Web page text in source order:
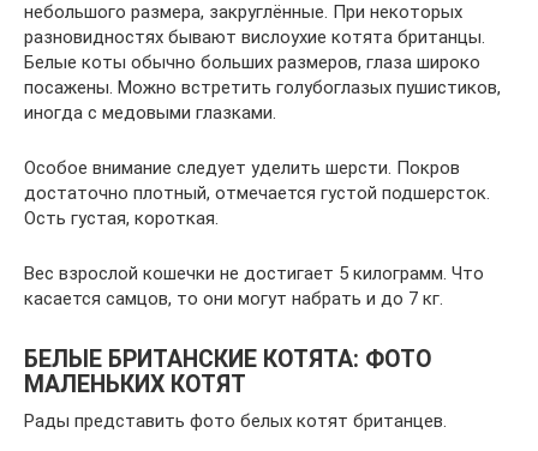
небольшого размера, закруглённые. При некоторых
разновидностях бывают вислоухие котята британцы.
Белые коты обычно больших размеров, глаза широко
посажены. Можно встретить голубоглазых пушистиков,
иногда с медовыми глазками.
Особое внимание следует уделить шерсти. Покров
достаточно плотный, отмечается густой подшерсток.
Ость густая, короткая.
Вес взрослой кошечки не достигает 5 килограмм. Что
касается самцов, то они могут набрать и до 7 кг.
БЕЛЫЕ БРИТАНСКИЕ КОТЯТА: ФОТО
МАЛЕНЬКИХ КОТЯТ
Рады представить фото белых котят британцев.